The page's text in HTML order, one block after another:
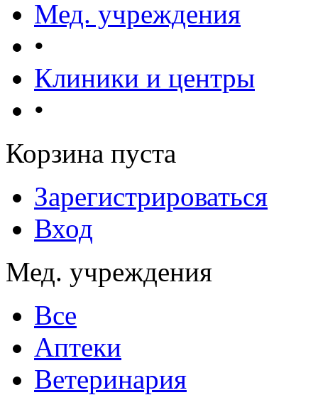
Мед. учреждения
•
Клиники и центры
•
Корзина пуста
Зарегистрироваться
Вход
Мед. учреждения
Все
Аптеки
Ветеринария